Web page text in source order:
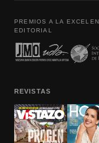
PREMIOS A LA
EDITORIAL
REVISTAS